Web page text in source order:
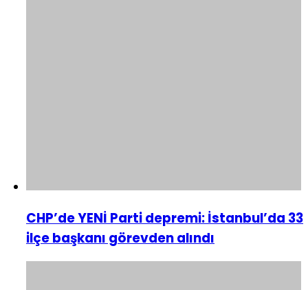
CHP’de YENİ Parti depremi: İstanbul’da 33
ilçe başkanı görevden alındı